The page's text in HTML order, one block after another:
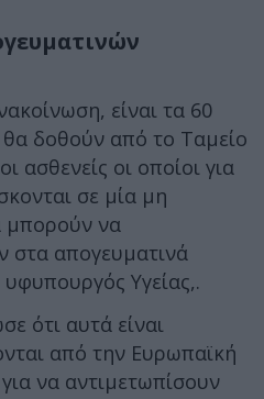
είναι τα 60
δοθούν από το Ταμείο
ασθενείς οι οποίοι για
σε μία μη
μπορούν να
στα απογευματινά
υφυπουργός Υγείας,.
ότι αυτά είναι
από την Ευρωπαϊκή
να αντιμετωπίσουν